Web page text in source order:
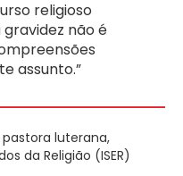
religioso
não é
assunto.”
pastora luterana,
da Religião (ISER)